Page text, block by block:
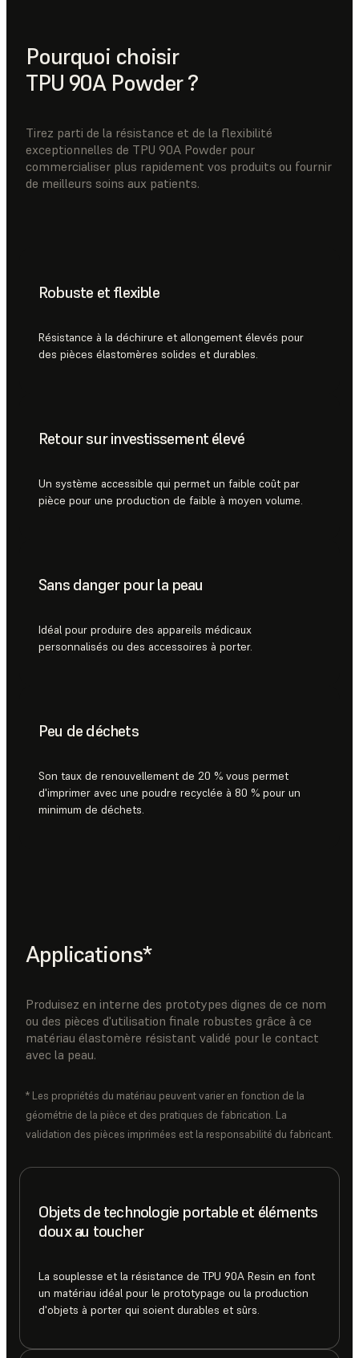
Pourquoi choisir
TPU 90A Powder ?
Tirez parti de la résistance et de la flexibilité
exceptionnelles de TPU 90A Powder pour
commercialiser plus rapidement vos produits ou fournir
de meilleurs soins aux patients.
Robuste et flexible
Résistance à la déchirure et allongement élevés pour
des pièces élastomères solides et durables.
Retour sur investissement élevé
Un système accessible qui permet un faible coût par
pièce pour une production de faible à moyen volume.
Sans danger pour la peau
Idéal pour produire des appareils médicaux
personnalisés ou des accessoires à porter.
Peu de déchets
Son taux de renouvellement de 20 % vous permet
d'imprimer avec une poudre recyclée à 80 % pour un
minimum de déchets.
Applications*
Produisez en interne des prototypes dignes de ce nom
ou des pièces d'utilisation finale robustes grâce à ce
matériau élastomère résistant validé pour le contact
avec la peau.
* Les propriétés du matériau peuvent varier en fonction de la
géométrie de la pièce et des pratiques de fabrication. La
validation des pièces imprimées est la responsabilité du fabricant.
Objets de technologie portable et éléments
doux au toucher
La souplesse et la résistance de TPU 90A Resin en font
un matériau idéal pour le prototypage ou la production
d'objets à porter qui soient durables et sûrs.